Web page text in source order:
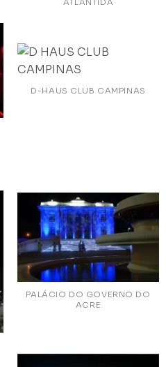
D-HAUS CLUB CAMPINAS
PALÁCIO DO GOVERNO DO
ACRE